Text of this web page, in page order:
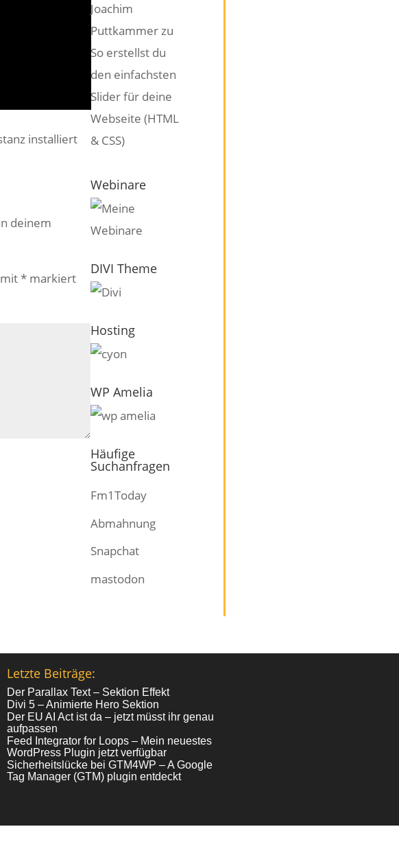
installiert
deinem
*markiert
Joachim
Puttkammerzu
So erstellst du
den einfachsten
Slider für deine
Webseite (HTML
& CSS)
Webinare
DIVI Theme
Hosting
WP Amelia
Häufige
Suchanfragen
Fm1Today
Abmahnung
Snapchat
mastodon
Letzte Beiträge:
Der Parallax Text – Sektion Effekt
Divi 5 – Animierte Hero Sektion
Der EU AI Act ist da – jetzt müsst ihr genau
aufpassen
Feed Integrator for Loops – Mein neuestes
WordPress Plugin jetzt verfügbar
Sicherheitslücke bei GTM4WP – A Google
Tag Manager (GTM) plugin entdeckt